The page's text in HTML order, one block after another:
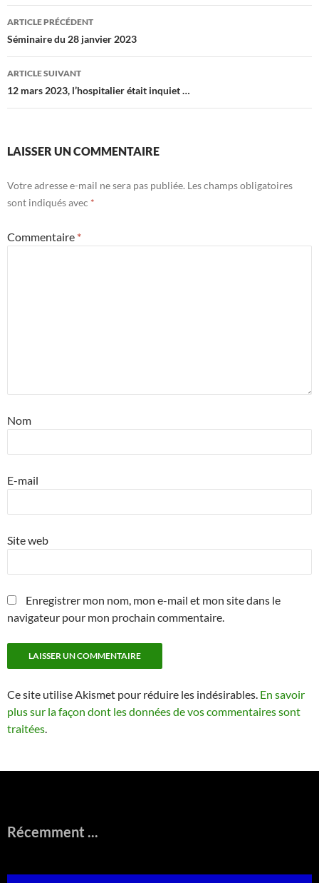
Navigation
des
articles
ARTICLE PRÉCÉDENT
Séminaire du 28 janvier 2023
ARTICLE SUIVANT
12 mars 2023, l’hospitalier était inquiet …
LAISSER UN COMMENTAIRE
Votre adresse e-mail ne sera pas publiée. Les champs obligatoires
sont indiqués avec *
Commentaire *
Nom
E-mail
Site web
Enregistrer mon nom, mon e-mail et mon site dans le
navigateur pour mon prochain commentaire.
Ce site utilise Akismet pour réduire les indésirables. En savoir
plus sur la façon dont les données de vos commentaires sont
traitées.
Récemment ...